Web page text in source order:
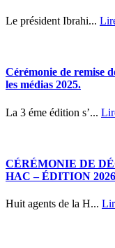
Le président Ibrahi...
Cérémonie de remise
les médias 2025.
La 3 éme édition s’...
CÉRÉMONIE DE
HAC – ÉDITION
Huit agents de la H...